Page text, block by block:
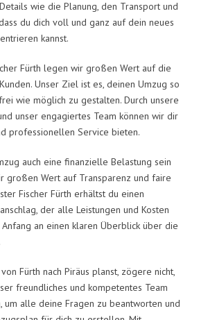
wie die Planung, den Transport und
du dich voll und ganz auf dein neues
kannst.
Fürth legen wir großen Wert auf die
Unser Ziel ist es, deinen Umzug so
wie möglich zu gestalten. Durch unsere
unser engagiertes Team können wir dir
professionellen Service bieten.
auch eine finanzielle Belastung sein
großen Wert auf Transparenz und faire
Fischer Fürth erhältst du einen
der alle Leistungen und Kosten
an einen klaren Überblick über die
Fürth nach Piräus planst, zögere nicht,
freundliches und kompetentes Team
um alle deine Fragen zu beantworten und